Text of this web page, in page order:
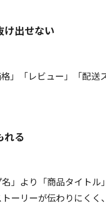
け出せない
」「レビュー」「配
れる
」より「商品タイトル
ーリーが伝わりにくく